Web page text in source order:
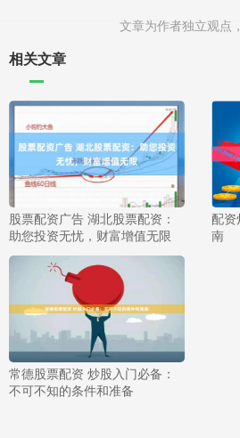
文章为作者独立观点
相关文章
股票配资广告 湖北股票配资：
助您投资无忧，财富增值无限
配资
南
常德股票配资 炒股入门必备：
不可不知的条件和准备